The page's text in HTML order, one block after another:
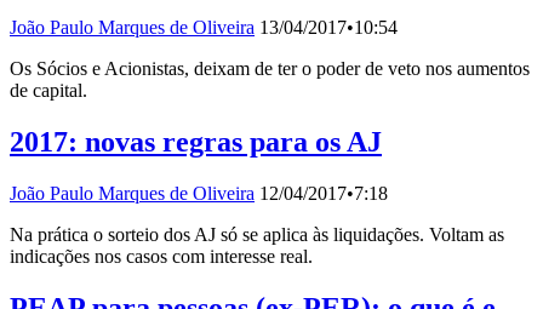
João Paulo Marques de Oliveira 13/04/2017•10:54
Os Sócios e Acionistas, deixam de ter o poder de veto nos aumentos
de capital.
2017: novas regras para os AJ
João Paulo Marques de Oliveira 12/04/2017•7:18
Na prática o sorteio dos AJ só se aplica às liquidações. Voltam as
indicações nos casos com interesse real.